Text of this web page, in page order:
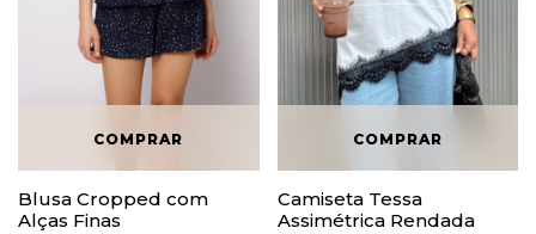
Blusa Cropped com
Alças Finas
Camiseta Tessa
Assimétrica Rendada